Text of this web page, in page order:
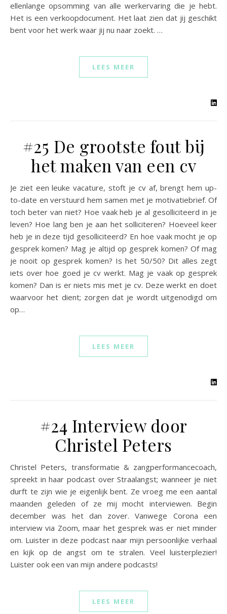
ellenlange opsomming van alle werkervaring die je hebt.
Het is een verkoopdocument. Het laat zien dat jij geschikt
bent voor het werk waar jij nu naar zoekt. …
LEES MEER
#25 De grootste fout bij
het maken van een cv
Je ziet een leuke vacature, stoft je cv af, brengt hem up-
to-date en verstuurd hem samen met je motivatiebrief. Of
toch beter van niet? Hoe vaak heb je al gesolliciteerd in je
leven? Hoe lang ben je aan het solliciteren? Hoeveel keer
heb je in deze tijd gesolliciteerd? En hoe vaak mocht je op
gesprek komen? Mag je altijd op gesprek komen? Of mag
je nooit op gesprek komen? Is het 50/50? Dit alles zegt
iets over hoe goed je cv werkt. Mag je vaak op gesprek
komen? Dan is er niets mis met je cv. Deze werkt en doet
waarvoor het dient; zorgen dat je wordt uitgenodigd om
op…
LEES MEER
#24 Interview door
Christel Peters
Christel Peters, transformatie & zangperformancecoach,
spreekt in haar podcast over Straalangst; wanneer je niet
durft te zijn wie je eigenlijk bent. Ze vroeg me een aantal
maanden geleden of ze mij mocht interviewen. Begin
december was het dan zover. Vanwege Corona een
interview via Zoom, maar het gesprek was er niet minder
om. Luister in deze podcast naar mijn persoonlijke verhaal
en kijk op de angst om te stralen. Veel luisterplezier!
Luister ook een van mijn andere podcasts!
LEES MEER